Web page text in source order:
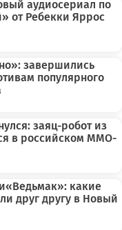
аудиосериал по
от Ребекки Яррос
завершились
популярного
заяц-робот из
в российском MMO-
какие
друг другу в Новый